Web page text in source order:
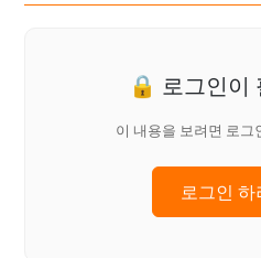
🔒 로그인이
이 내용을 보려면 로그
로그인 하